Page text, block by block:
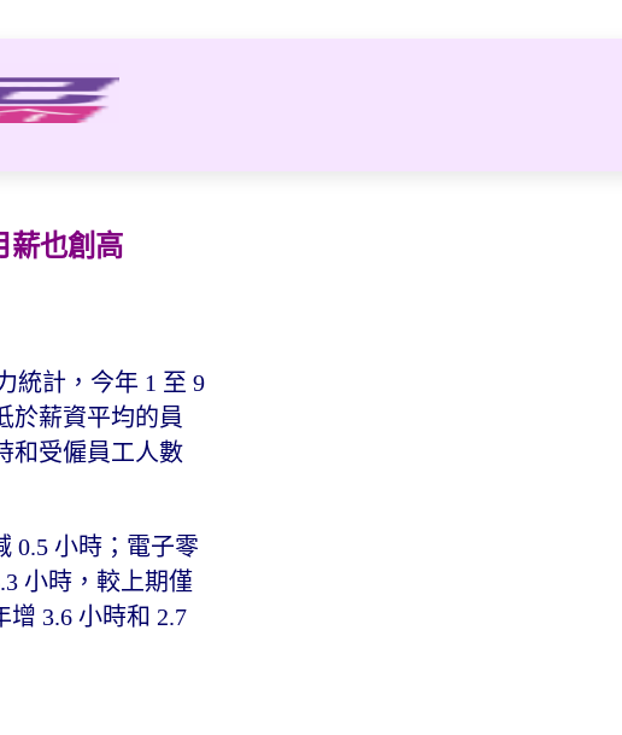
薪也創高
統計，今年 1 至 9
於薪資平均的員
和受僱員工人數
0.5 小時；電子零
小時，較上期僅
3.6 小時和 2.7